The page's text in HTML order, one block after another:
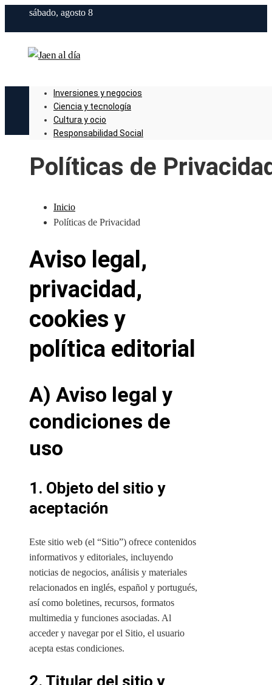
sábado, agosto 8
Inversiones y negocios
Ciencia y tecnología
Cultura y ocio
Responsabilidad Social
Políticas de
Inicio
Políticas de Privacidad
Aviso legal,
privacidad,
cookies y
política editorial
A) Aviso legal y
condiciones de
uso
1. Objeto del sitio y
aceptación
Este sitio web (el “Sitio”) ofrece contenidos
informativos y editoriales, incluyendo
noticias de negocios, análisis y materiales
relacionados en inglés, español y portugués,
así como boletines, recursos, formatos
multimedia y funciones asociadas. Al
acceder y navegar por el Sitio, el usuario
acepta estas condiciones.